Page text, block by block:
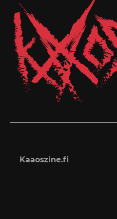
Kaaoszine.fi